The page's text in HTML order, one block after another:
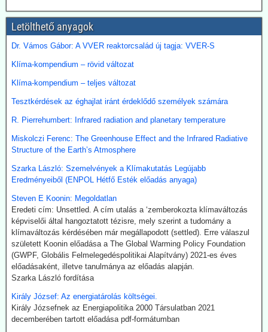
szoroson keresztül kapta olaj és földgázszállítmányait, a
történelemben először vásárolt közvetlenül az USA-ból kőolajat.
beszállításokra is.
étolajból és egyéb alternatív forrásokból - India a
startvonalon
A növényi olaj- és állati zsírhulladékból nemcsak autóüzemanyagot
Sustainable Aviation Fuel (fenntartható kerozin, SAF). Előállítása
ma 2-5-ször drágább, mint a hagyományos keroziné, de
klímavédelmi okok miatt a légitársaságok érdeklődnek az
üzemanyag iránt.
India új utat céloz meg az előállításnál. A mezőgazdasági
hulladékokból (magas CO-tartalmú) szintézisgázt lehet gyártani,
amit a Fischer-Tropsch eljárás szerint hidrogénnel reagáltatva
folyékony szénhidrogén-keveréket, azaz benzint kapunk. A folyamat
megfelelő irányításánál a végtermék kerozin. A hidrogént -
legalábbis indiai források szerint elektrolízissel kívánják előállítani.
Kommentárunk: Semmi kifogásunk nincs a zöld technológiák ellen.
Problémánk avval van, ha a zöldenergiagyártás súlyos állami, értsd
adófizetői szubvenciókból akar megélni - az idők végezetéig.
2026.07.21. Uncut-News: Ki hozta a köztudatba a
klíma-lezárásokat a kovid-lezárások mintájára?
Letölthető anyagok
Dr. Vámos Gábor: A VVER reaktorcsalád új tagja: VVER-S
Klíma-kompendium – rövid változat
Klíma-kompendium – teljes változat
Tesztkérdések az éghajlat iránt érdeklődő személyek számára
R. Pierrehumbert: Infrared radiation and planetary temperature
Miskolczi Ferenc: The Greenhouse Effect and the Infrared Radiative
Structure of the Earth’s Atmosphere
Szarka László: Szemelvények a Klímakutatás Legújabb
Eredményeiből (ENPOL Hétfő Esték előadás anyaga)
Steven E Koonin: Megoldatlan
Eredeti cím: Unsettled. A cím utalás a ‘zemberokozta klímaváltozás
képviselői által hangoztatott tézisre, mely szerint a tudomány a
klímaváltozás kérdésében már megállapodott (settled). Erre válaszul
született Koonin előadása a The Global Warming Policy Foundation
(GWPF, Globális Felmelegedéspolitikai Alapítvány) 2021-es éves
előadásaként, illetve tanulmánya az előadás alapján.
Szarka László fordítása
Király József: Az energiatárolás költségei.
Király Józsefnek az Energiapolitika 2000 Társulatban 2021
decemberében tartott előadása pdf-formátumban